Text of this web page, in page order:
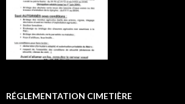
RÉGLEMENTATION CIMETIÈRE